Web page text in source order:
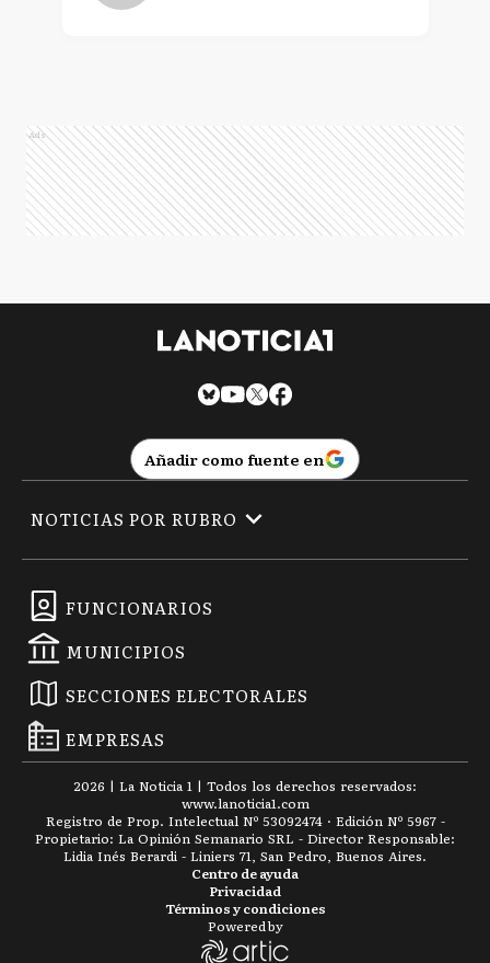
Ads
Añadir como fuente en
FUNCIONARIOS
MUNICIPIOS
SECCIONES ELECTORALES
EMPRESAS
NOTICIAS POR RUBRO
2026 | La Noticia 1 | Todos los derechos reservados:
www.lanoticia1.com
Registro de Prop. Intelectual Nº 53092474 · Edición Nº 5967 -
Propietario: La Opinión Semanario SRL - Director Responsable:
Lidia Inés Berardi - Liniers 71, San Pedro, Buenos Aires.
Términos y condiciones
Privacidad
Centro de ayuda
Powered by